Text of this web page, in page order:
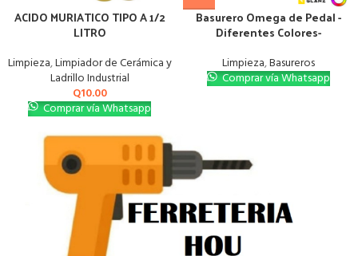
ACIDO MURIATICO TIPO A 1/2
LITRO
Limpieza,Limpiador de Cerámica y
Ladrillo Industrial
Q10.00
Comprar vía Whatsapp
Basurero Omega de Pedal -
Diferentes Colores-
Limpieza,Basureros
Comprar vía Whatsapp